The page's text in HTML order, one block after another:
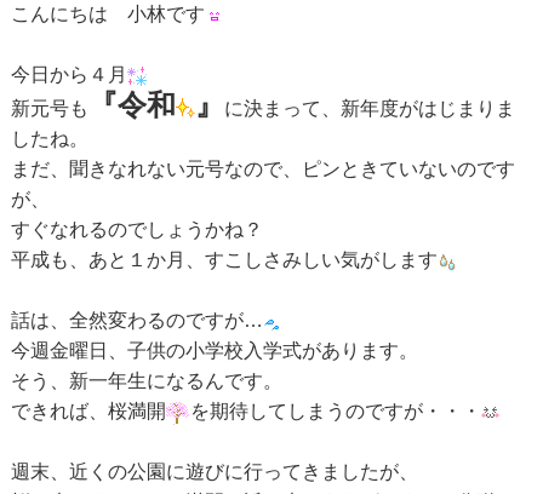
こんにちは 小林です
今日から４月
新元号も
『令和 』
に決まって、新年度がはじまりま
したね。
まだ、聞きなれない元号なので、ピンときていないのです
が、
すぐなれるのでしょうかね？
平成も、あと１か月、すこしさみしい気がします
話は、全然変わるのですが…
今週金曜日、子供の小学校入学式があります。
そう、新一年生になるんです。
できれば、桜満開
を期待してしまうのですが・・・
週末、近くの公園に遊びに行ってきましたが、